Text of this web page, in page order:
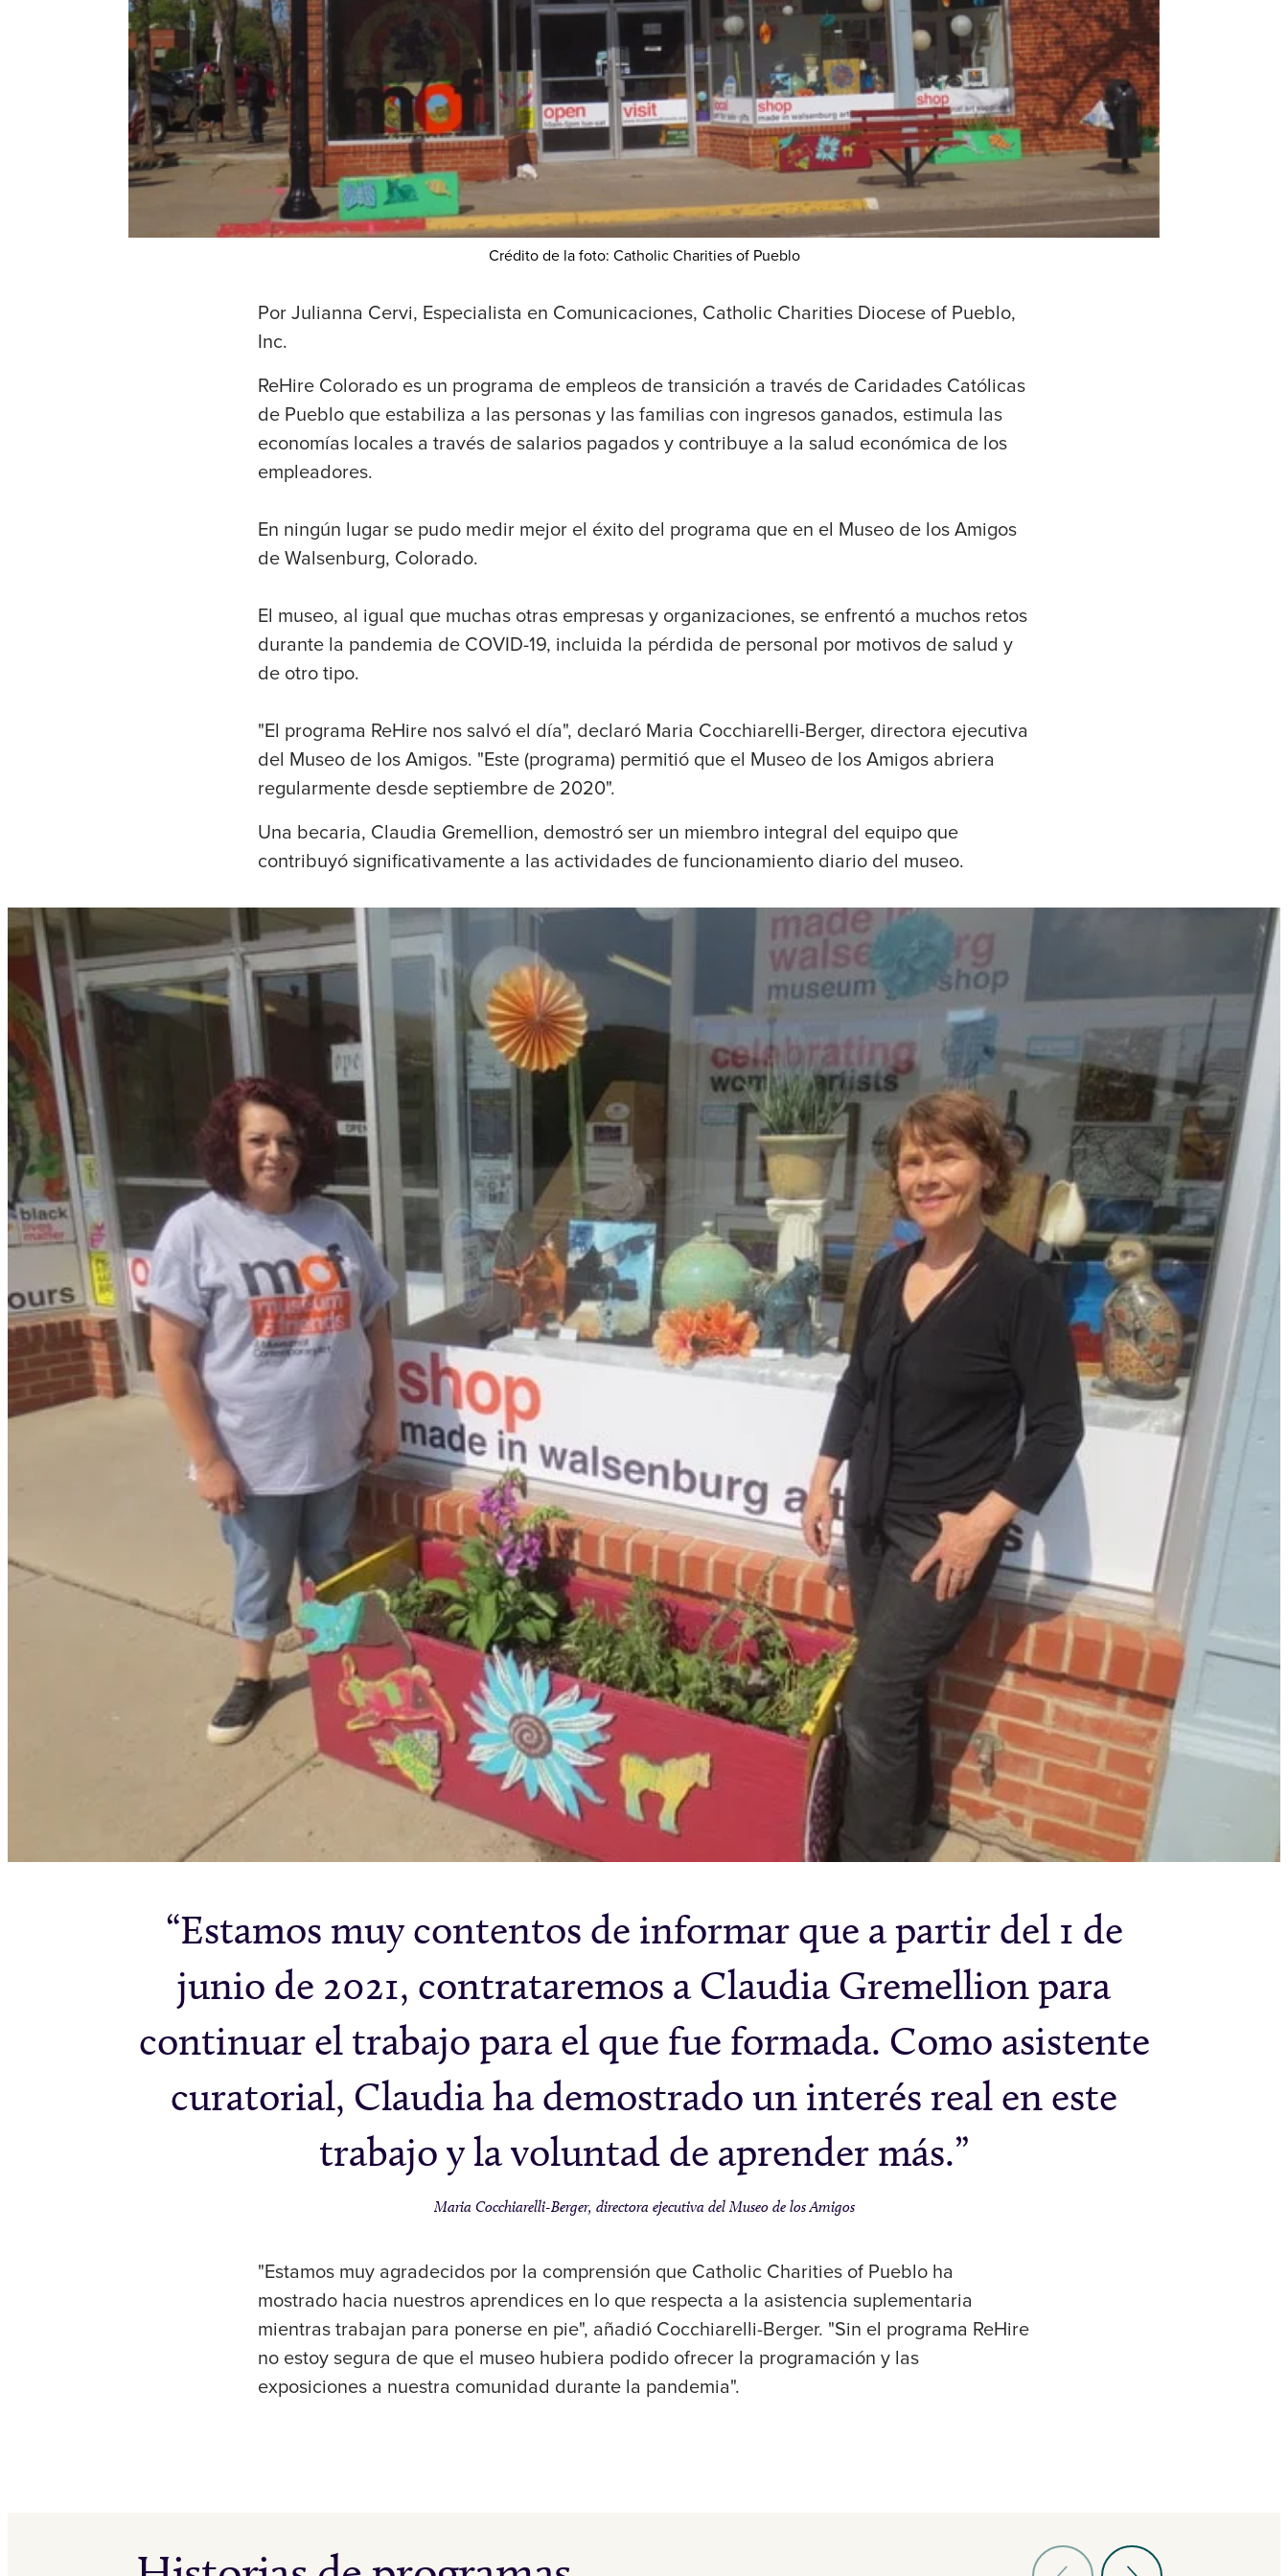
Crédito de la foto: Catholic Charities of Pueblo
Por Julianna Cervi, Especialista en Comunicaciones, Catholic Charities Diocese of Pueblo,
Inc.
ReHire Colorado es un programa de empleos de transición a través de Caridades Católicas
de Pueblo que estabiliza a las personas y las familias con ingresos ganados, estimula las
economías locales a través de salarios pagados y contribuye a la salud económica de los
empleadores.
En ningún lugar se pudo medir mejor el éxito del programa que en el Museo de los Amigos
de Walsenburg, Colorado.
El museo, al igual que muchas otras empresas y organizaciones, se enfrentó a muchos retos
durante la pandemia de COVID-19, incluida la pérdida de personal por motivos de salud y
de otro tipo.
"El programa ReHire nos salvó el día", declaró Maria Cocchiarelli-Berger, directora ejecutiva
del Museo de los Amigos. "Este (programa) permitió que el Museo de los Amigos abriera
regularmente desde septiembre de 2020".
Una becaria, Claudia Gremellion, demostró ser un miembro integral del equipo que
contribuyó significativamente a las actividades de funcionamiento diario del museo.
Estamos muy contentos de informar que a partir del 1 de
junio de 2021, contrataremos a Claudia Gremellion para
continuar el trabajo para el que fue formada. Como asistente
curatorial, Claudia ha demostrado un interés real en este
trabajo y la voluntad de aprender más.
Maria Cocchiarelli-Berger, directora ejecutiva del Museo de los Amigos
"Estamos muy agradecidos por la comprensión que Catholic Charities of Pueblo ha
mostrado hacia nuestros aprendices en lo que respecta a la asistencia suplementaria
mientras trabajan para ponerse en pie", añadió Cocchiarelli-Berger. "Sin el programa ReHire
no estoy segura de que el museo hubiera podido ofrecer la programación y las
exposiciones a nuestra comunidad durante la pandemia".